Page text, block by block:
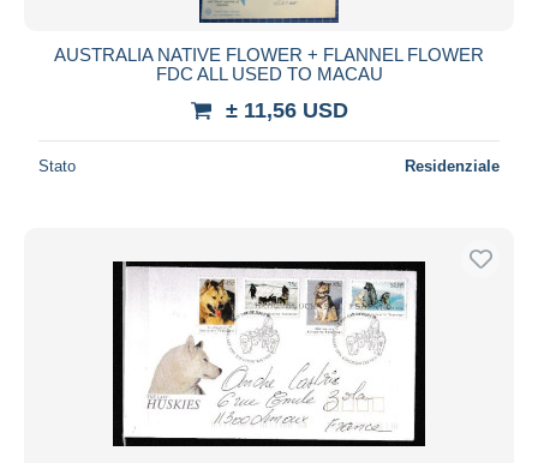
AUSTRALIA NATIVE FLOWER + FLANNEL FLOWER
FDC ALL USED TO MACAU
± 11,56 USD
Stato Residenziale